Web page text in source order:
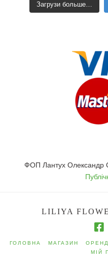
Загрузи больше…
ФОП Лантух Олександр
LILIYA
ГОЛОВНА МАГАЗИН
МІЙ